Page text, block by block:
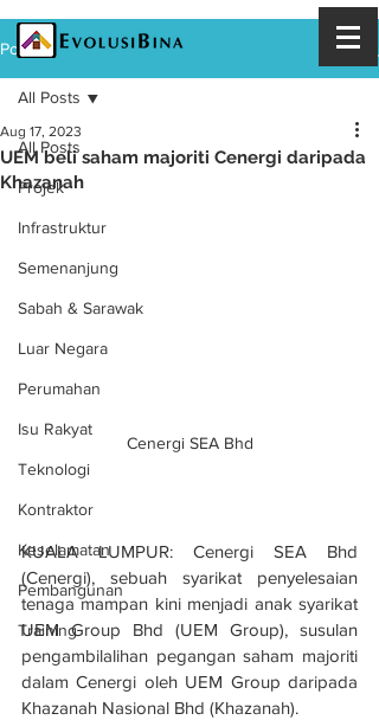
Post
All Posts
Projek
Infrastruktur
Semenanjung
Sabah & Sarawak
Luar Negara
Perumahan
Isu Rakyat
Teknologi
Kontraktor
Keselamatan
Pembangunan
Training
All Posts
UEM beli saham majoriti Cenergi daripada
Khazanah
Aug 17, 2023
Cenergi SEA Bhd
KUALA LUMPUR: Cenergi SEA Bhd
(Cenergi), sebuah syarikat penyelesaian
tenaga mampan kini menjadi anak syarikat
UEM Group Bhd (UEM Group), susulan
pengambilalihan pegangan saham majoriti
dalam Cenergi oleh UEM Group daripada
Khazanah Nasional Bhd (Khazanah).